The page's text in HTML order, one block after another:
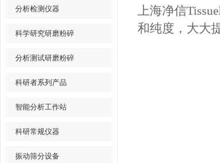
分析检测仪器
科学研究研磨粉碎
分析测试研磨粉碎
科研者系列产品
智能分析工作站
科研常规仪器
振动筛分设备
上海净信
和纯度，大大